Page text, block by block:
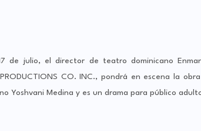
de julio, el director de teatro dominicano
PRODUCTIONS CO. INC., pondrá en escena la
Yoshvani Medina y es un drama para público